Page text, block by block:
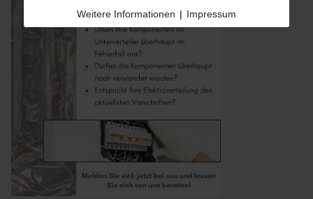
Weitere Informationen | Impressum